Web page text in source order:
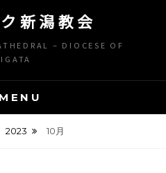
新潟教会
– DIOCESE OF
MENU
2023 10月